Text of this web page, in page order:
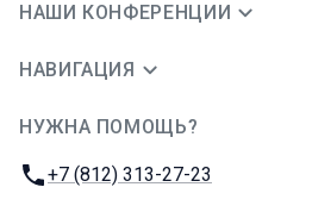
НАШИ КОНФЕРЕНЦИИ
НАВИГАЦИЯ
НУЖНА ПОМОЩЬ?
Телефон:
+7 (812) 313-27-23